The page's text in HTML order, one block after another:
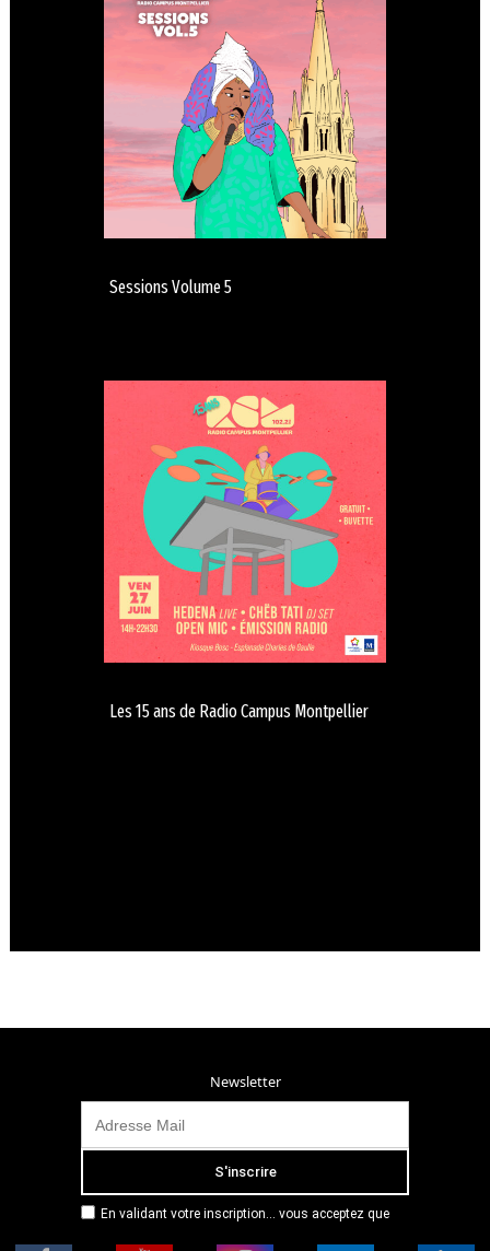
Sessions Volume 5
Les 15 ans de Radio Campus Montpellier
Newsletter
En validant votre inscription... vous acceptez que